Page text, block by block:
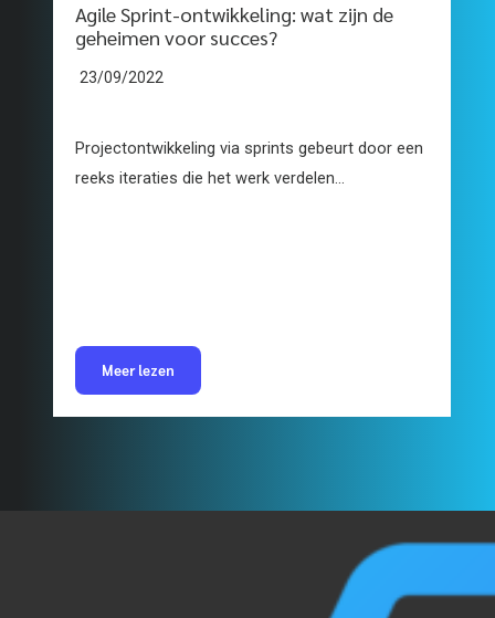
Agile Sprint-ontwikkeling: wat zijn de
geheimen voor succes?
23/09/2022
Projectontwikkeling via sprints gebeurt door een
reeks iteraties die het werk verdelen...
Meer lezen